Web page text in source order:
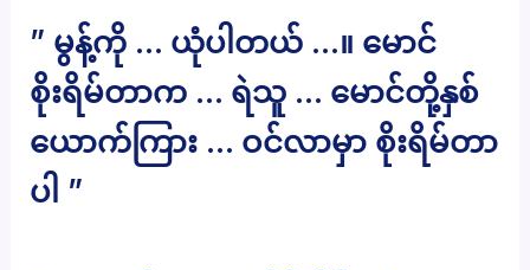
” မွန့်ကို … ယုံပါတယ် …။ မောင်
စိုးရိမ်တာက … ရဲသူ … မောင်တို့နှစ်
ယောက်ကြား … ဝင်လာမှာ စိုးရိမ်တာ
ပါ ”